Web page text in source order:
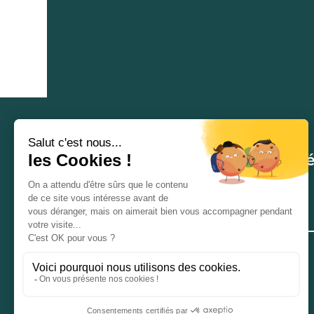
Newsletter
Recevez nos dernières
... et donnez la 🍑 à votre boîte de réception !